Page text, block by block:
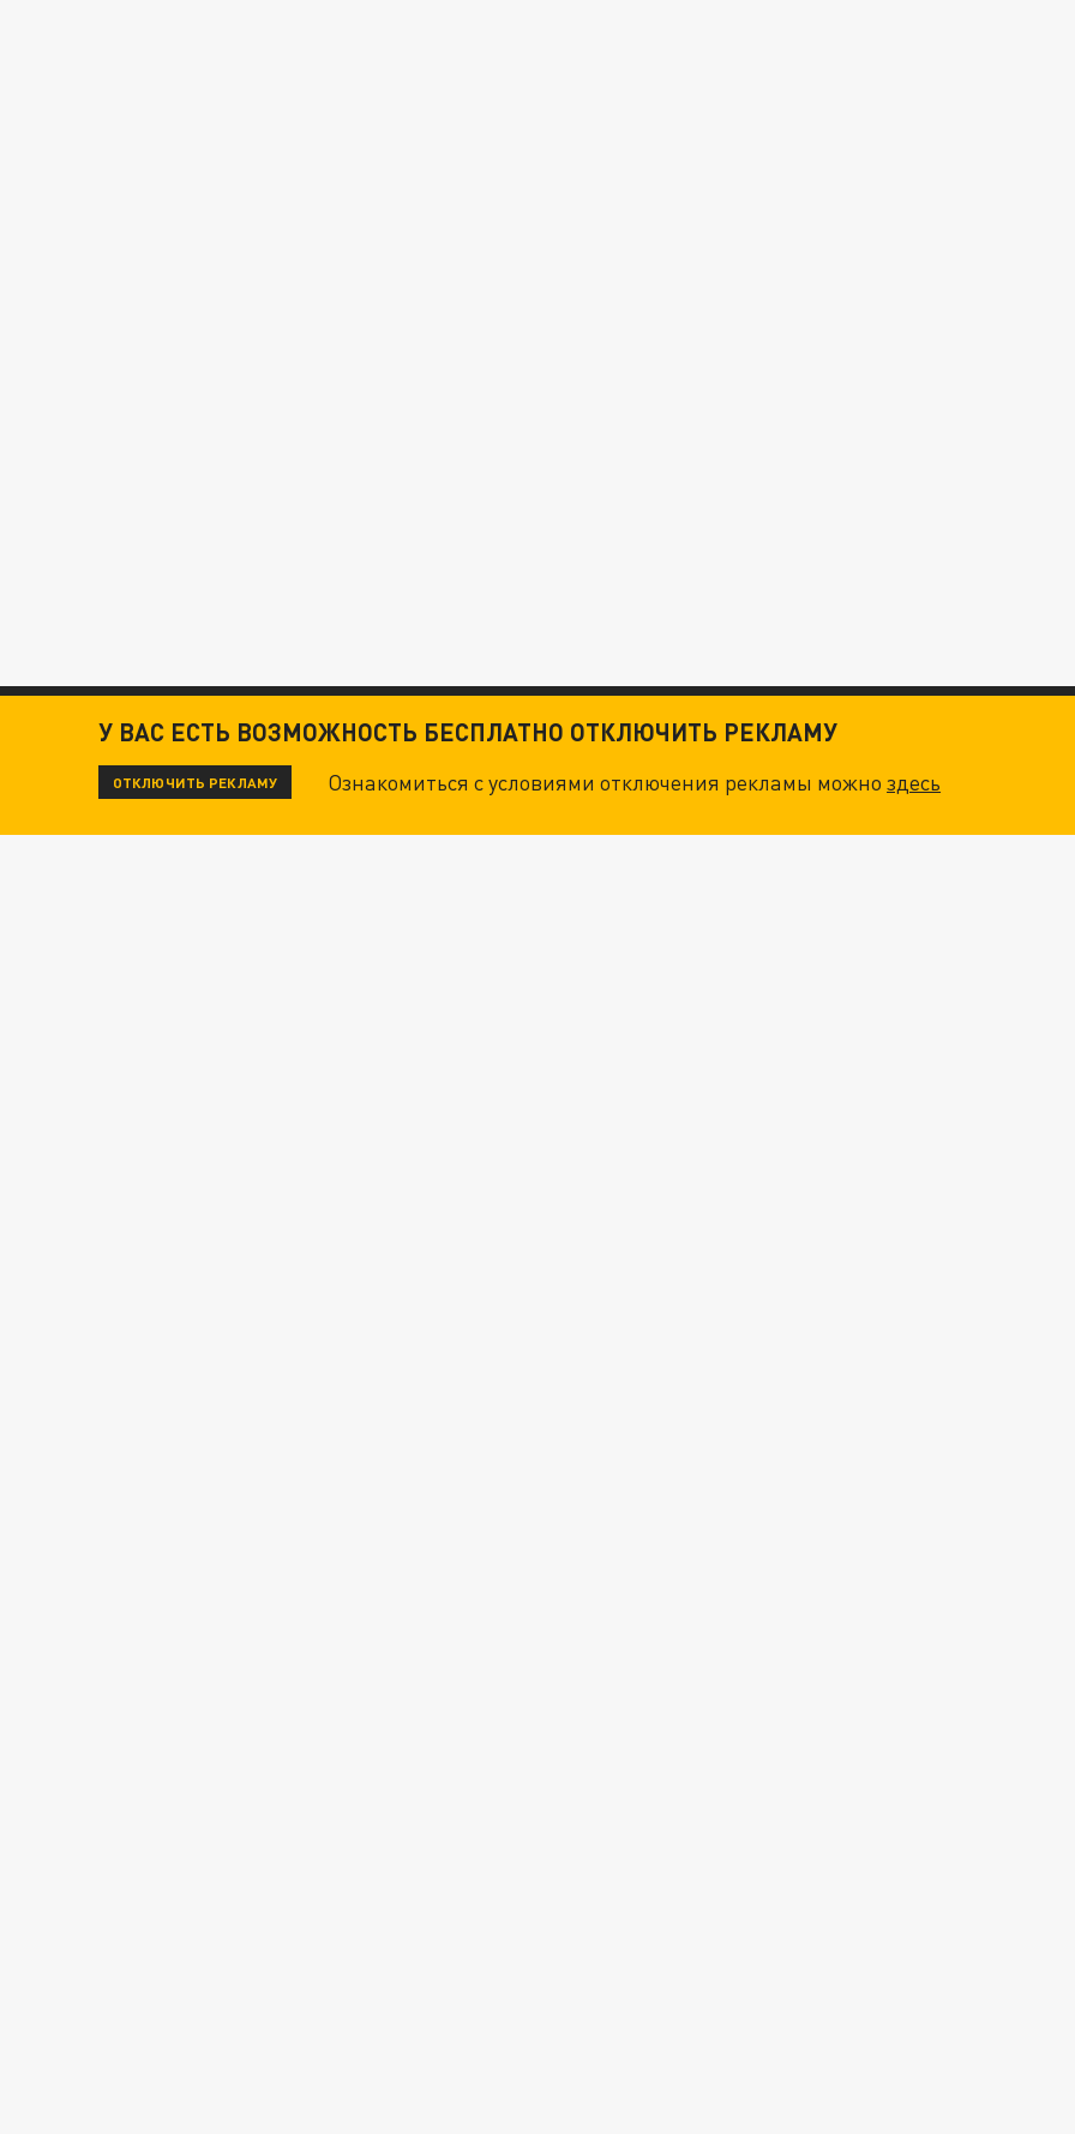
У ВАС ЕСТЬ ВОЗМОЖНОСТЬ БЕСПЛАТНО ОТКЛЮЧИТЬ РЕКЛАМУ
ОТКЛЮЧИТЬ РЕКЛАМУ Ознакомиться с условиями отключения рекламы можноздесь